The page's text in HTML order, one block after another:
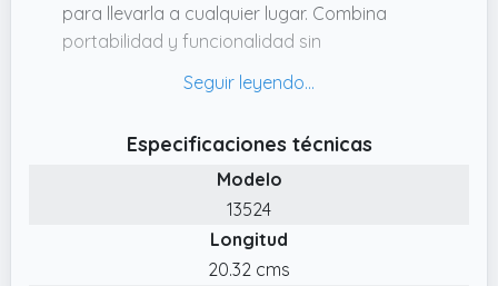
para llevarla a cualquier lugar. Combina
portabilidad y funcionalidad sin
tengas siempre localizable la página que
✔️ AGENDA ANUAL 2026: Organiza tu 2026
con este planificador en castellano que
cubre los 12 meses de enero a diciembre,
Especificaciones técnicas
Modelo
13524
Longitud
20.32 cms